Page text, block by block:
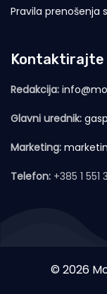
Pravila prenošenja
Kontaktirajte
Redakcija:
Glavni urednik:
Marketing:
Telefon: +385 1 551
© 2026